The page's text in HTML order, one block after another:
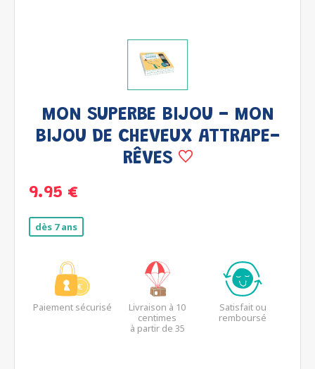
MON SUPERBE BIJOU - MON
BIJOU DE CHEVEUX ATTRAPE-
RÊVES
9.95 €
dès 7 ans
Paiement sécurisé
Livraison à 10
centimes
à partir de 35
Satisfait ou
remboursé